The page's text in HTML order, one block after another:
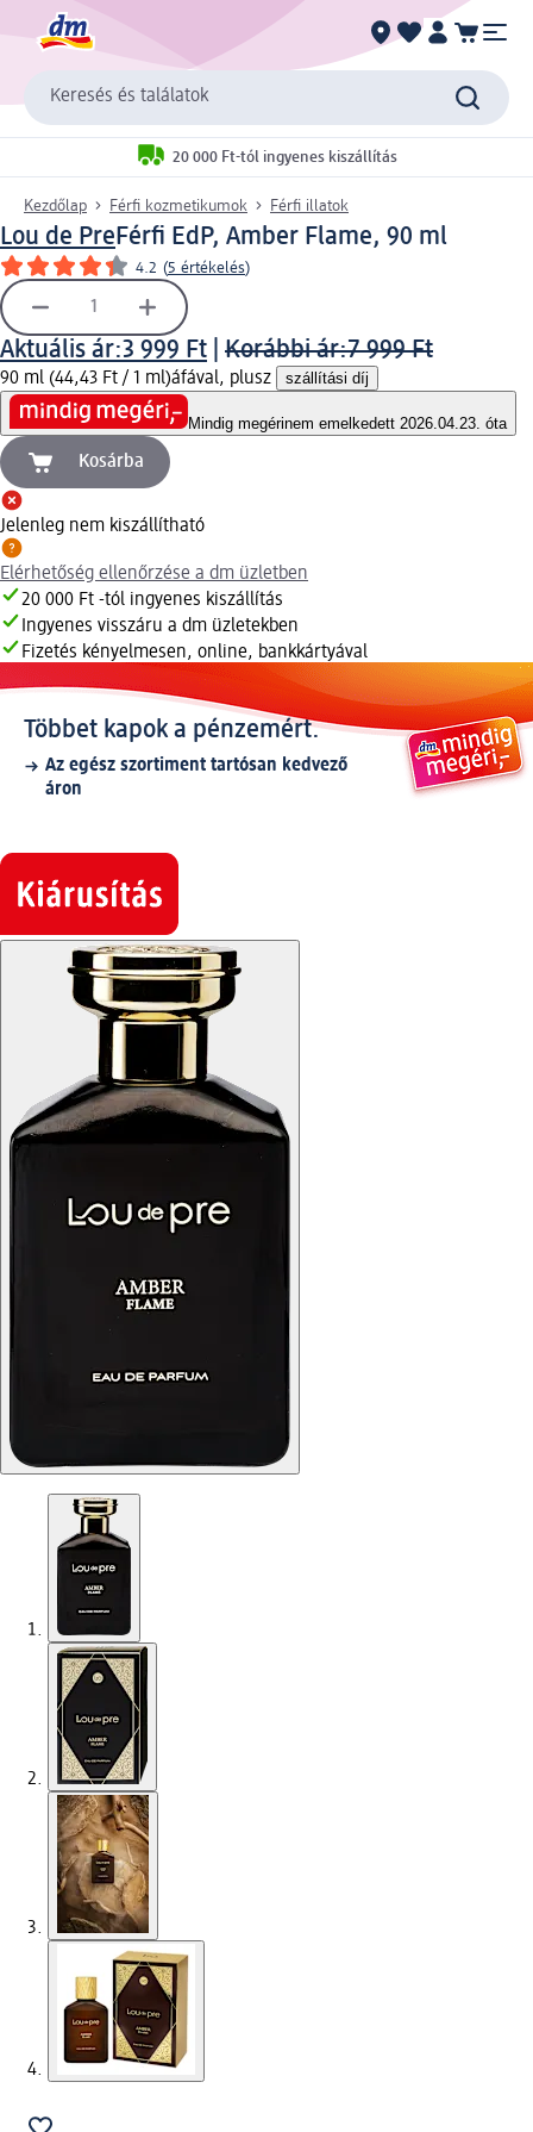
Keresés és találatok
20 000 Ft-tól ingyenes kiszállítás
Kezdőlap Férfi kozmetikumok Férfi illatok
Lou de PreFérfi EdP, Amber Flame, 90 ml
4.2 (5 értékelés)
Aktuális ár:3 999 Ft Korábbi ár:7 999 Ft
90 ml (44,43 Ft / 1 ml)áfával, plusz szállítási díj
Mindig megérinem emelkedett 2026.04.23. óta
Kosárba
Jelenleg nem kiszállítható
Elérhetőség ellenőrzése a dm üzletben
20 000 Ft -tól ingyenes kiszállítás
Ingyenes visszáru a dm üzletekben
Fizetés kényelmesen, online, bankkártyával
Többet kapok a pénzemért.
Az egész szortiment tartósan kedvező
áron